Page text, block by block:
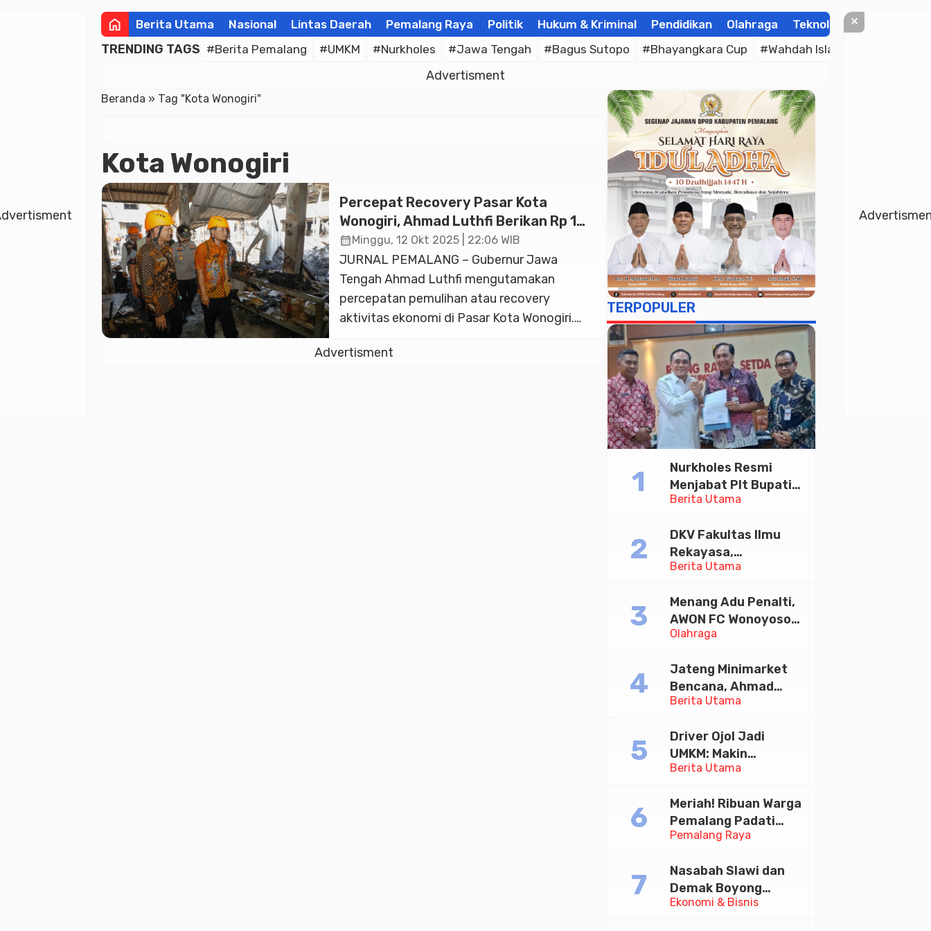
home Berita Utama Nasional Lintas Daerah Pemalang Raya Politik Hukum & Kriminal Pendidikan Olahraga Teknologi
TRENDING TAGS #Berita Pemalang #UMKM #Nurkholes #Jawa Tengah #Bagus Sutopo #Bhayangkara Cup #Wahdah Islamiyah
Advertisment
Beranda » Tag "Kota Wonogiri"
Kota Wonogiri
Percepat Recovery Pasar Kota
Wonogiri, Ahmad Luthfi Berikan Rp 1
Miliar Bangun Sarpras Darurat
Pascakebakaran
calendar_monthMinggu, 12 Okt 2025 | 22:06 WIB
JURNAL PEMALANG – Gubernur Jawa
Tengah Ahmad Luthfi mengutamakan
percepatan pemulihan atau recovery
aktivitas ekonomi di Pasar Kota Wonogiri.
akitivitas di pasar yang jadi jantung
Advertisment
TERPOPULER
Berita Utama
Nurkholes Resmi
Menjabat Plt Bupati
Pemalang
Berita Utama
DKV Fakultas Ilmu
Rekayasa,
Universitas
Diskusi Desain
Olahraga
Menang Adu Penalti,
AWON FC Wonoyoso
Juara Bhayangkara
Berita Utama
Jateng Minimarket
Bencana, Ahmad
Luthfi Minta PMI Jadi
Berita Utama
Driver Ojol Jadi
UMKM: Makin
Sejahtera atau
Diskusi Paramadina
Pemalang Raya
Meriah! Ribuan Warga
Pemalang Padati
Kirab Festival Kamir
Ekonomi & Bisnis
Nasabah Slawi dan
Demak Boyong
Toyota Innova Zenix
×